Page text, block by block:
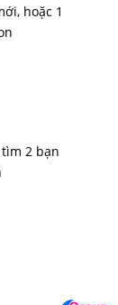
hoặc 1
2 bạn